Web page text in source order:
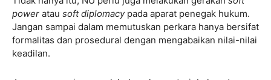
power atau soft diplomacypada aparat penegak hukum.
Jangan sampai dalam memutuskan perkara hanya bersifat
formalitas dan prosedural dengan mengabaikan nilai-nilai
keadilan.